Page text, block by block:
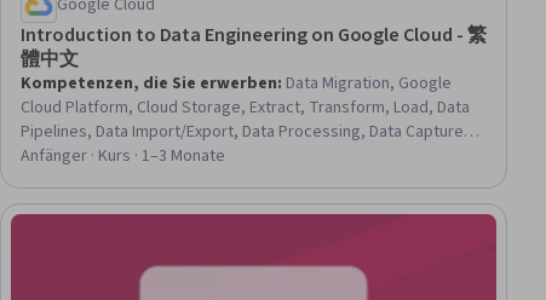
Google Cloud
Introduction to Data Engineering on Google Cloud - 繁
體中文
Kompetenzen, die Sie erwerben: Data Migration, Google
Cloud Platform, Cloud Storage, Extract, Transform, Load, Data
Pipelines, Data Import/Export, Data Processing, Data Capture,
Apache Airflow, Data Integration, Data Storage, SQL, IT
Anfänger · Kurs · 1–3 Monate